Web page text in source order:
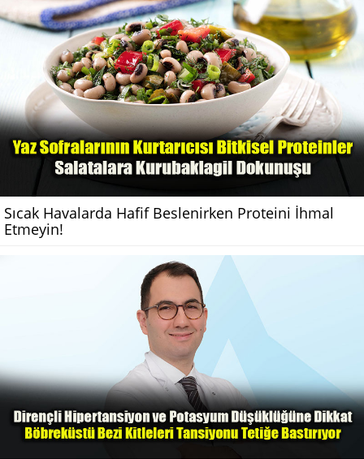
Sıcak Havalarda Hafif Beslenirken Proteini İhmal
Etmeyin!